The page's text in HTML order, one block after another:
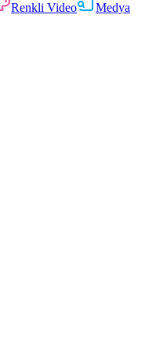
Renkli Video
Medya